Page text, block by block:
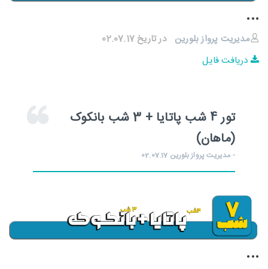
...
مدیریت پرواز بلورین
در تاریخ 02.07.17
دریافت فایل
تور 4 شب پاتایا + 3 شب بانکوک
(ماهان)
- مدیریت پرواز بلورین 02.07.17
...